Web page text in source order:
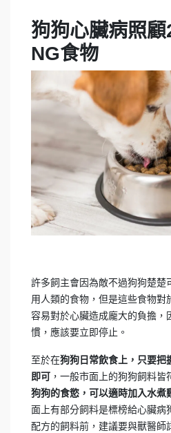
狗狗心臟病照
NG食物
許多飼主會因為敵不過狗狗楚楚
用人類的食物，但是這些食物對
容易對於心臟造成龐大的負擔，
慣，應該要立即停止。
至於在狗狗日常飲食上，只要把
即可
，一般市面上的狗狗飼料皆
狗狗的食慾，可以適時加入水煮
面上有部分飼料是標榜給心臟病
配方的飼料前，建議要與獸醫師